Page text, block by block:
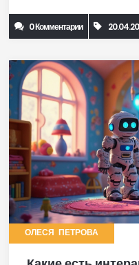
советы и интересные
Материал помогает
возрастов.
0 Комментарии
ОЛЕСЯ ПЕТРОВА